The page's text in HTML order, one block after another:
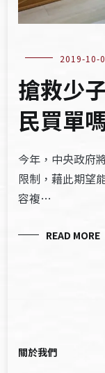
2019-10-
搶救少
民買單
今年，中央政府
限制，藉此期望
容複…
READ MORE
關於我們